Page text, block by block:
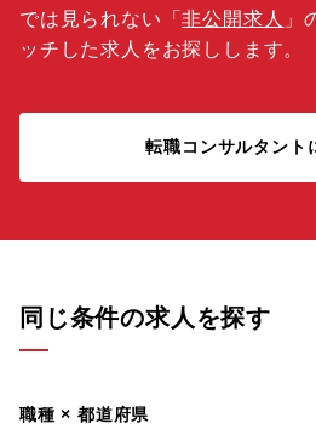
では見られない「非公開求人 」
ッチした求人をお探しします。
転職コンサルタント
同じ条件の求人を探す
職種 × 都道府県